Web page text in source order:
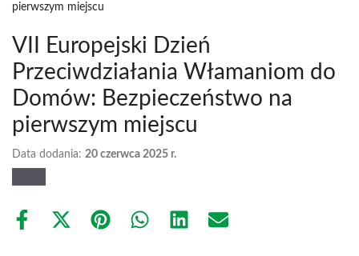
pierwszym miejscu
VII Europejski Dzień
Przeciwdziałania Włamaniom do
Domów: Bezpieczeństwo na
pierwszym miejscu
Data dodania: 20 czerwca 2025 r.
Share
Share Share Share Share Share